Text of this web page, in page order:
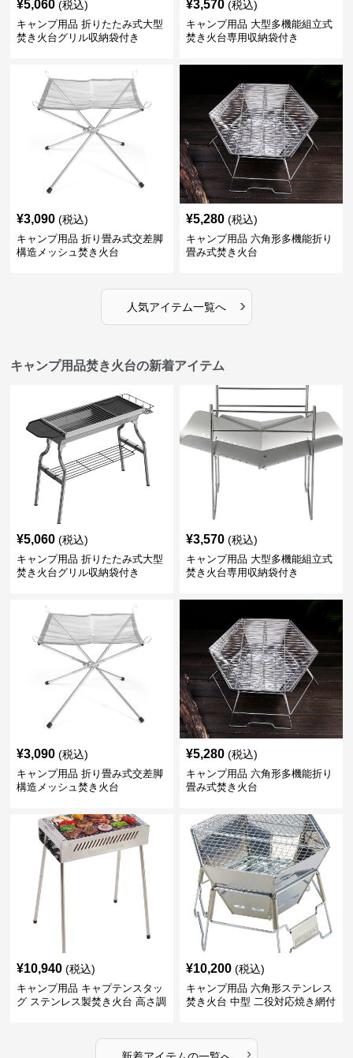
¥5,060 (税込)
キャンプ用品 折りたたみ式大型
焚き火台グリル収納袋付き
¥3,570 (税込)
キャンプ用品 大型多機能組立式
焚き火台専用収納袋付き
¥3,090 (税込)
キャンプ用品 折り畳み式交差脚
構造メッシュ焚き火台
¥5,280 (税込)
キャンプ用品 六角形多機能折り
畳み式焚き火台
人気アイテム一覧へ ›
キャンプ用品焚き火台の新着アイテム
¥5,060 (税込)
キャンプ用品 折りたたみ式大型
焚き火台グリル収納袋付き
¥3,570 (税込)
キャンプ用品 大型多機能組立式
焚き火台専用収納袋付き
¥3,090 (税込)
キャンプ用品 折り畳み式交差脚
構造メッシュ焚き火台
¥5,280 (税込)
キャンプ用品 六角形多機能折り
畳み式焚き火台
¥10,940 (税込)
キャンプ用品 キャプテンスタッ
グ ステンレス製焚き火台 高さ調
¥10,200 (税込)
キャンプ用品 六角形ステンレス
焚き火台 中型 二役対応焼き網付
›